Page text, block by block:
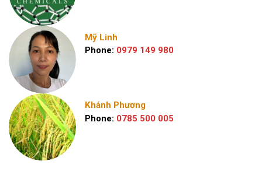
Mỹ Linh
Phone: 0979 149 980
Khánh Phương
Phone: 0785 500 005